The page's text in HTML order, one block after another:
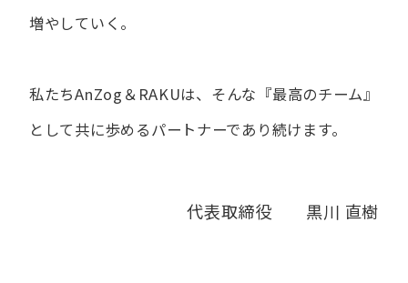
増やしていく。
私たちAnZog＆RAKUは、​そんな​『最高の​チーム』
と​して共に​歩める​パートナーであり続けます。
代表取締役 黒川 直樹